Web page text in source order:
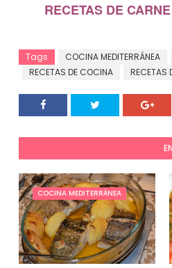
RECETAS DE CARNE
Tags COCINA MEDITERRÁNEA
RECETAS DE COCINA
RECETAS
COCINA MEDITERRÁNEA